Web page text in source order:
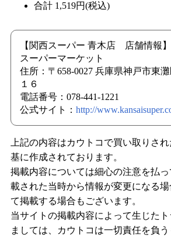
合計 1,519円(税込)
【関西スーパー 青木店 店舗情報】
スーパーマーケット
住所：〒658-0027 兵庫県神戸市東
１６
電話番号：078-441-1221
公式サイト： http://
上記の内容はカウトコで買い取りさ
基に作成されております。
掲載内容については細心の注意を払
載された当時から情報が変更になる
て掲載する場合もございます。
当サイトの掲載内容によって生じた
ましては、カウトコは一切責任を負